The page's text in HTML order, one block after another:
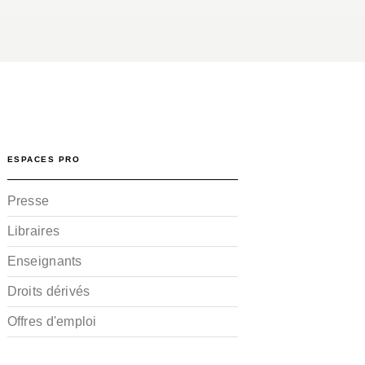
ESPACES PRO
Presse
Libraires
Enseignants
Droits dérivés
Offres d'emploi